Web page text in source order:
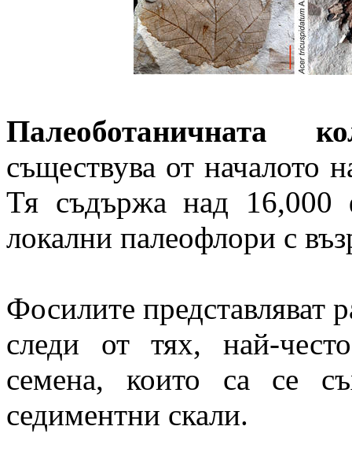
съществува от началото
Тя съдържа над 16,000
локални палеофлори с
Фосилите представляват
следи от тях, най-
семена, които са се
седиментни скали.